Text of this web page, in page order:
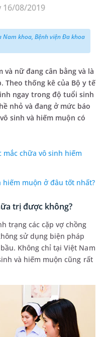
16/08/2019
Nam khoa, Bệnh viện Đa khoa
và nữ đang cân bằng và là
Theo thống kê của Bộ y tế
ngay trong độ tuổi sinh
nhỏ và đang ở mức báo
sinh và hiếm muộn có
mắc chữa vô sinh hiếm
hiếm muộn ở đâu tốt nhất?
trị được không?
trạng các cặp vợ chồng
sử dụng biện pháp
Không chỉ tại Việt Nam
và hiếm muộn cũng rất